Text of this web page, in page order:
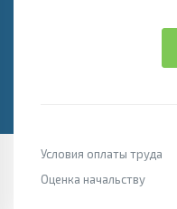
Условия оплаты труда
Оценка начальству